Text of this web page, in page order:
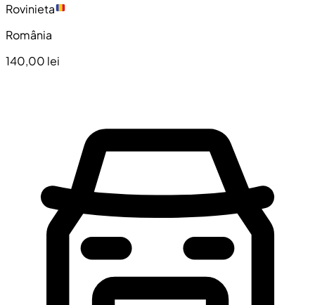
Rovinieta
România
140,00 lei